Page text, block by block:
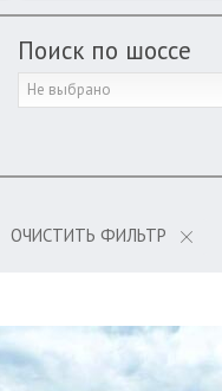
Поиск по шоссе
Не выбрано
ОЧИСТИТЬ ФИЛЬТР